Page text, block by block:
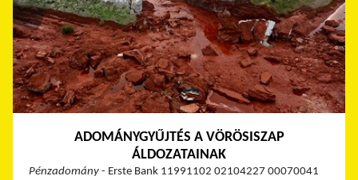
ADOMÁNYGYŰJTÉS A VÖRÖSISZAP
ÁLDOZATAINAK
Pénzadomány - Erste Bank 11991102 02104227 00070041